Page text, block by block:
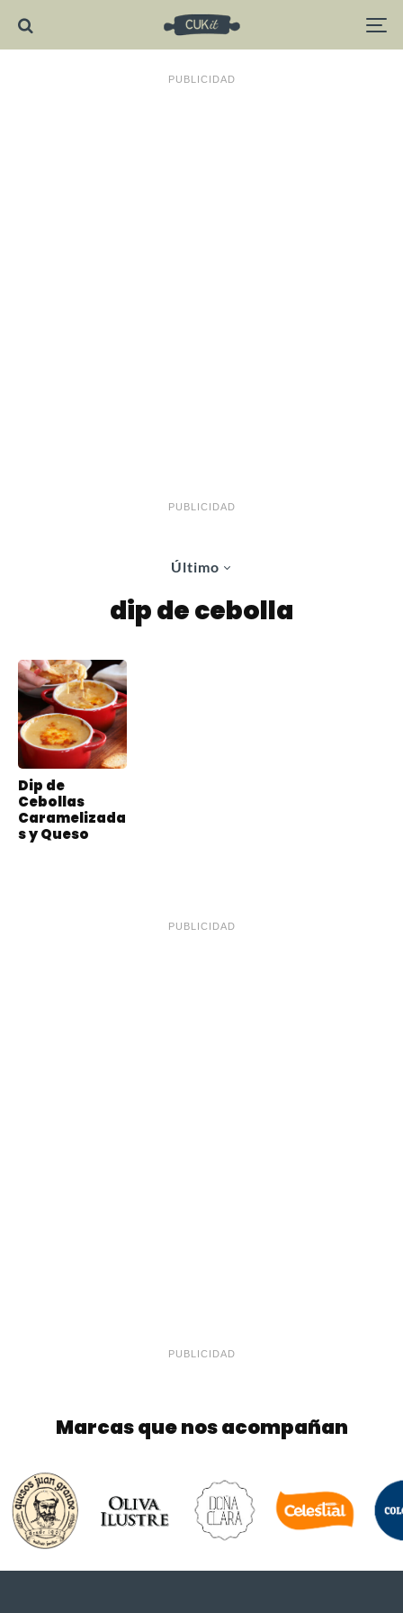
PUBLICIDAD
PUBLICIDAD
Último
dip de cebolla
Dip de
Cebollas
Caramelizada
s y Queso
PUBLICIDAD
PUBLICIDAD
Marcas que nos acompañan